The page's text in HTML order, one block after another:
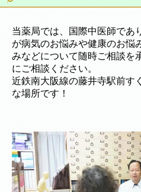
当薬局では、国際中医師であ
が病気のお悩みや健康のお悩
みなどについて随時ご相談を
にご相談ください。
近鉄南大阪線の藤井寺駅前す
な場所です！